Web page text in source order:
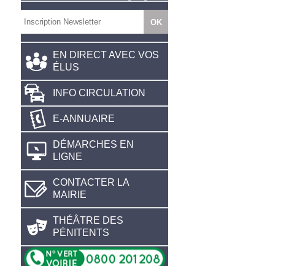
EN DIRECT AVEC VOS
ÉLUS
INFO CIRCULATION
E-ANNUAIRE
DÉMARCHES EN
LIGNE
CONTACTER LA
MAIRIE
THÉÂTRE DES
PÉNITENTS